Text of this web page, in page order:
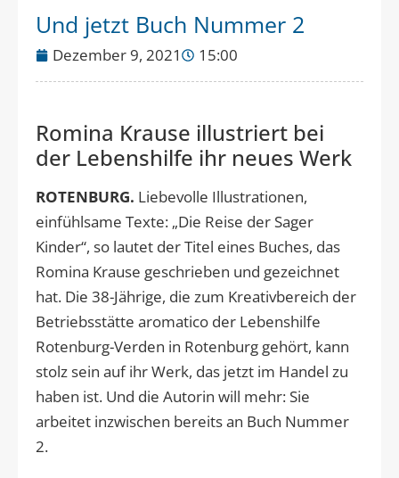
Und jetzt Buch Nummer 2
Dezember 9, 2021 15:00
Romina Krause illustriert bei
der Lebenshilfe ihr neues Werk
ROTENBURG. Liebevolle Illustrationen,
einfühlsame Texte: „Die Reise der Sager
Kinder“, so lautet der Titel eines Buches, das
Romina Krause geschrieben und gezeichnet
hat. Die 38-Jährige, die zum Kreativbereich der
Betriebsstätte aromatico der Lebenshilfe
Rotenburg-Verden in Rotenburg gehört, kann
stolz sein auf ihr Werk, das jetzt im Handel zu
haben ist. Und die Autorin will mehr: Sie
arbeitet inzwischen bereits an Buch Nummer
2.